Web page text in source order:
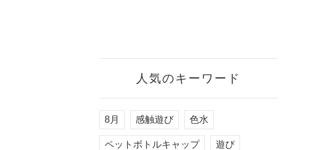
人気のキーワード
8月 感触遊び 色水
ペットボトルキャップ 遊び